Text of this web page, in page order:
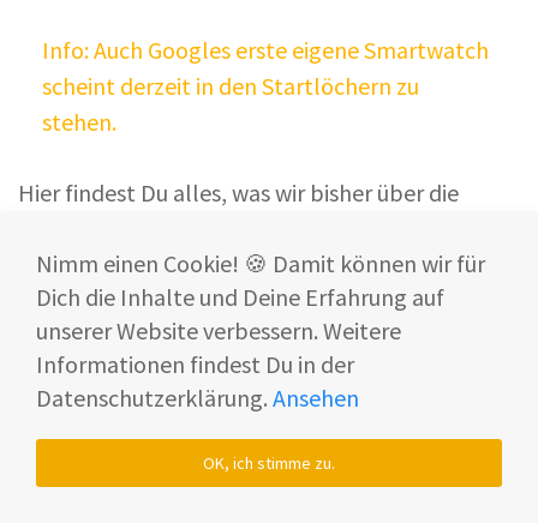
Info: Auch Googles erste eigene Smartwatch
scheint derzeit in den Startlöchern zu
stehen.
Hier findest Du alles, was wir bisher über die
Spotify, Deezer und Amazon Music auf der
Galaxy Watch 4 (Classic) 🎶
In unserem Test haben wir uns auch die
Musikfunktion der Samsung Galaxy Watch 4
(Classic) angeschaut.
Du kannst Deine
Lieblingslieder
Nimm einen Cookie! 🍪 Damit können wir für
Dich die Inhalte und Deine Erfahrung auf
unserer Website verbessern. Weitere
Informationen findest Du in der
Datenschutzerklärung. Ansehen
OK, ich stimme zu.